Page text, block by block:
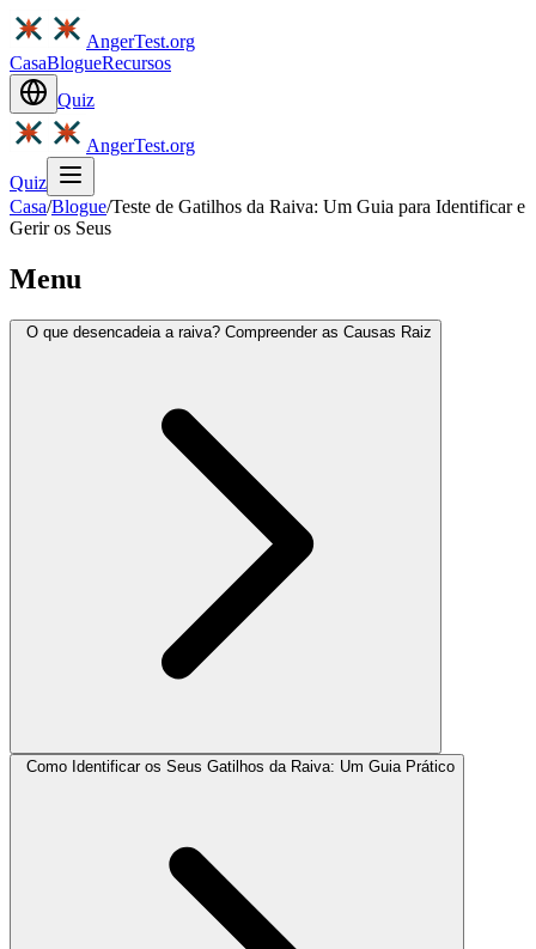
AngerTest.org
CasaBlogueRecursos
Quiz
AngerTest.org
Quiz
Casa/Blogue/Teste de Gatilhos da Raiva: Um Guia para Identificar e
Gerir os Seus
Menu
O que desencadeia a raiva? Compreender as Causas Raiz
Como Identificar os Seus Gatilhos da Raiva: Um Guia Prático